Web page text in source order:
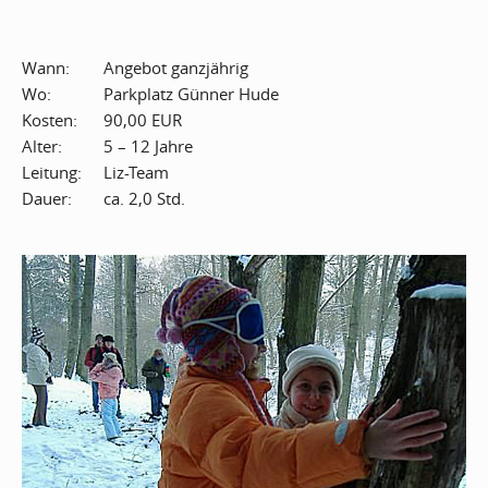
Wann: Angebot ganzjährig
Wo:
Parkplatz Günner Hude
Kosten:
90,00 EUR
Alter:
5 – 12 Jahre
Leitung:
Liz-Team
Dauer:
ca. 2,0 Std.